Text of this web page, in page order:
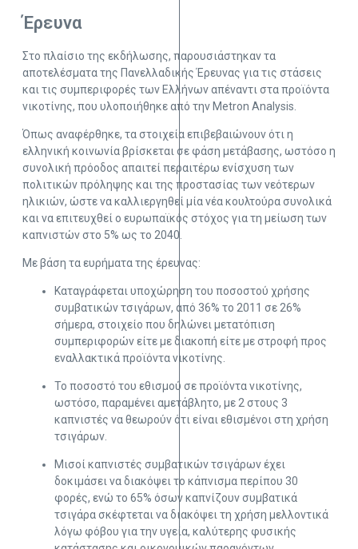
Έρευνα
Στο πλαίσιο της εκδήλωσης, παρουσιάστηκαν τα
αποτελέσματα της Πανελλαδικής Έρευνας για τις στάσεις
και τις συμπεριφορές των Ελλήνων απέναντι στα προϊόντα
νικοτίνης, που υλοποιήθηκε από την Metron Analysis.
Όπως αναφέρθηκε, τα στοιχεία επιβεβαιώνουν ότι η
ελληνική κοινωνία βρίσκεται σε φάση μετάβασης, ωστόσο η
συνολική πρόοδος απαιτεί περαιτέρω ενίσχυση των
πολιτικών πρόληψης και της προστασίας των νεότερων
ηλικιών, ώστε να καλλιεργηθεί μία νέα κουλτούρα συνολικά
και να επιτευχθεί ο ευρωπαϊκός στόχος για τη μείωση των
καπνιστών στο 5% ως το 2040.
Με βάση τα ευρήματα της έρευνας:
Καταγράφεται υποχώρηση του ποσοστού χρήσης
συμβατικών τσιγάρων, από 36% το 2011 σε 26%
σήμερα, στοιχείο που δηλώνει μετατόπιση
συμπεριφορών είτε με διακοπή είτε με στροφή προς
εναλλακτικά προϊόντα νικοτίνης.
Το ποσοστό του εθισμού σε προϊόντα νικοτίνης,
ωστόσο, παραμένει αμετάβλητο, με 2 στους 3
καπνιστές να θεωρούν ότι είναι εθισμένοι στη χρήση
τσιγάρων.
Μισοί καπνιστές συμβατικών τσιγάρων έχει
δοκιμάσει να διακόψει το κάπνισμα περίπου 30
φορές, ενώ το 65% όσων καπνίζουν συμβατικά
τσιγάρα σκέφτεται να διακόψει τη χρήση μελλοντικά
λόγω φόβου για την υγεία, καλύτερης φυσικής